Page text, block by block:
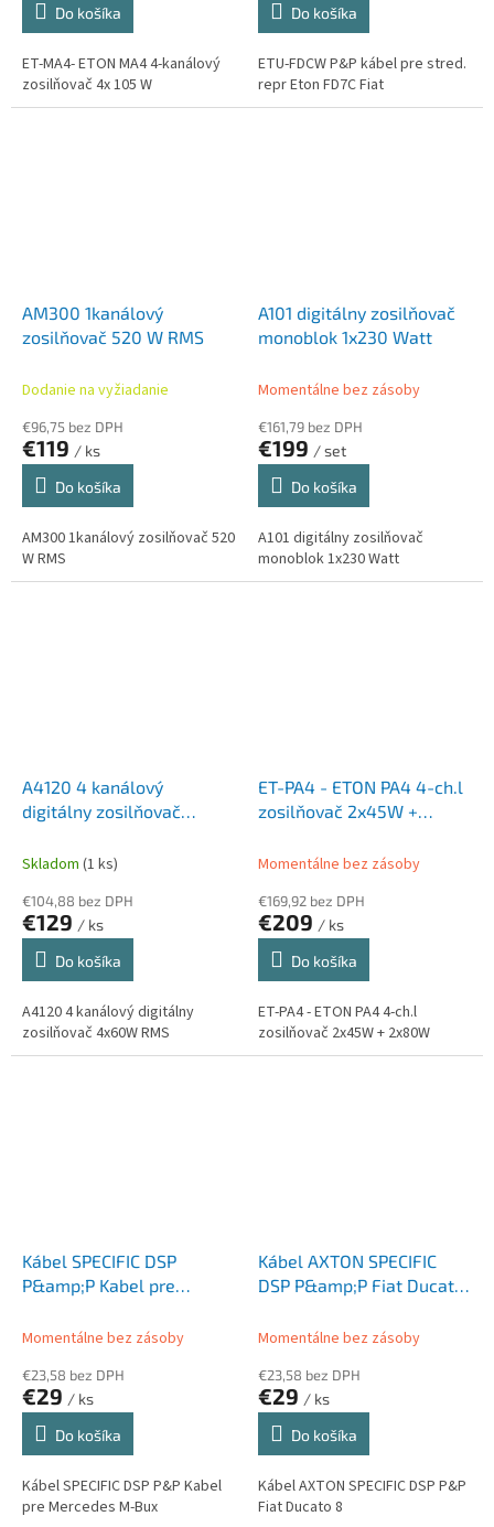
Do košíka
ET-MA4- ETON MA4 4-kanálový
zosilňovač 4x 105 W
Do košíka
ETU-FDCW P&P kábel pre stred.
repr Eton FD7C Fiat
AM300 1kanálový
zosilňovač 520 W RMS
Dodanie na vyžiadanie
€96,75 bez DPH
€119 / ks
Do košíka
AM300 1kanálový zosilňovač 520
W RMS
A101 digitálny zosilňovač
monoblok 1x230 Watt
Momentálne bez zásoby
€161,79 bez DPH
€199 / set
Do košíka
A101 digitálny zosilňovač
monoblok 1x230 Watt
A4120 4 kanálový
digitálny zosilňovač
Skladom (1 ks)
€104,88 bez DPH
€129 / ks
Do košíka
A4120 4 kanálový digitálny
zosilňovač 4x60W RMS
ET-PA4 - ETON PA4 4-ch.l
zosilňovač 2x45W +
Momentálne bez zásoby
€169,92 bez DPH
€209 / ks
Do košíka
ET-PA4 - ETON PA4 4-ch.l
zosilňovač 2x45W + 2x80W
Kábel SPECIFIC DSP
P&amp;P Kabel pre
Momentálne bez zásoby
€23,58 bez DPH
€29 / ks
Do košíka
Kábel SPECIFIC DSP P&P Kabel
pre Mercedes M-Bux
Kábel AXTON SPECIFIC
DSP P&amp;P Fiat Ducato
Momentálne bez zásoby
€23,58 bez DPH
€29 / ks
Do košíka
Kábel AXTON SPECIFIC DSP P&P
Fiat Ducato 8